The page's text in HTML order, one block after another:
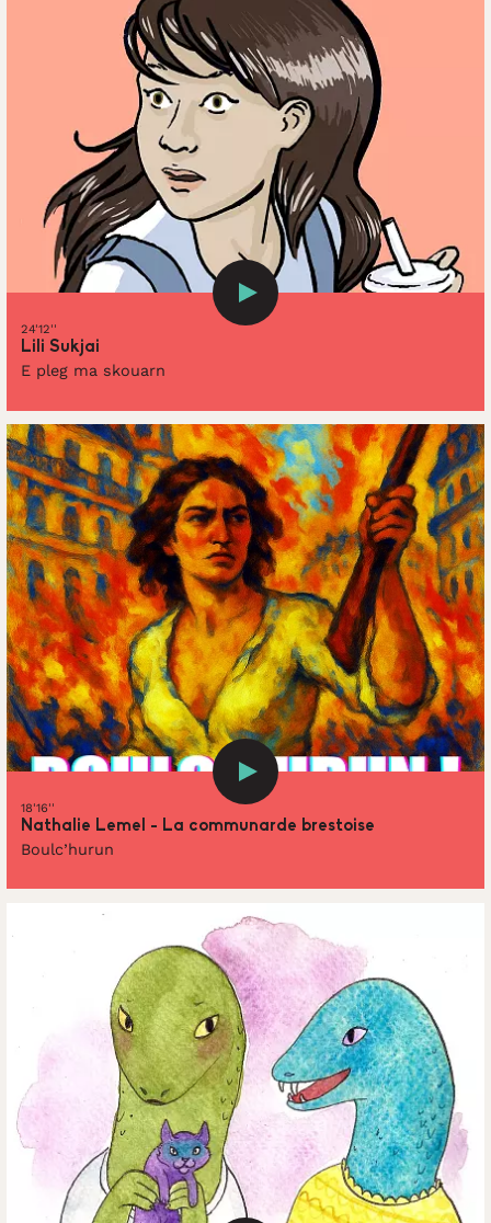
24'12''
Lili Sukjai
E pleg ma skouarn
18'16''
Nathalie Lemel - La communarde brestoise
Boulc’hurun